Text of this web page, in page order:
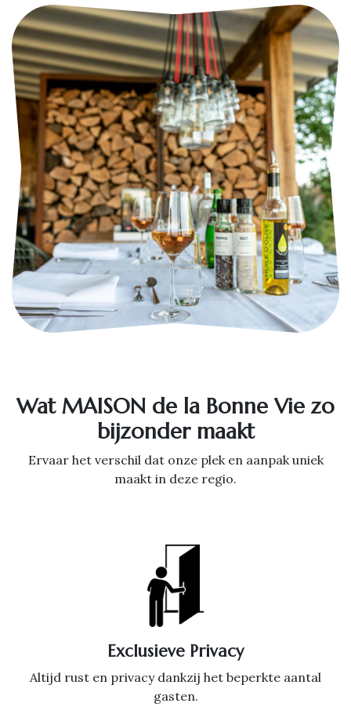
Wat MAISON de la Bonne Vie zo
bijzonder maakt
Ervaar het verschil dat onze plek en aanpak uniek
maakt in deze regio.
Exclusieve Privacy
Altijd rust en privacy dankzij het beperkte aantal
gasten.